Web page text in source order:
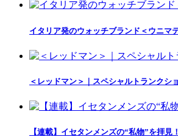
イタリア発のウォッチブランド＜ウニマ
＜レッドマン＞｜スペシャルトランクシ
【連載】イセタンメンズの“私物”を拝